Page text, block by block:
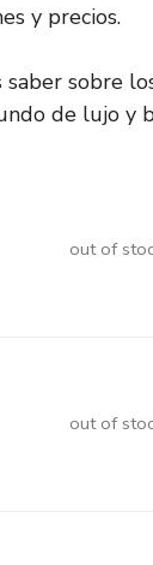
y precios.
sobre
de lujo y
out of
out of